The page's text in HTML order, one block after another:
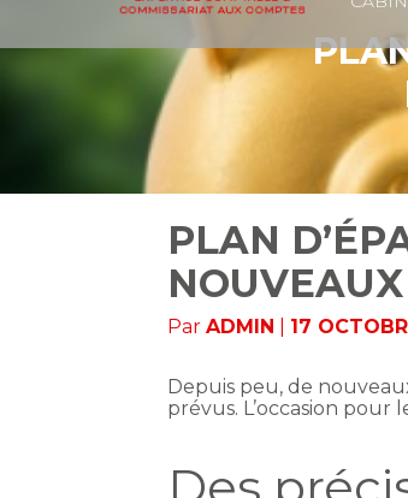
au
PLAN
ParADMIN 17
Depuis peu, de
prévus. L’occasion